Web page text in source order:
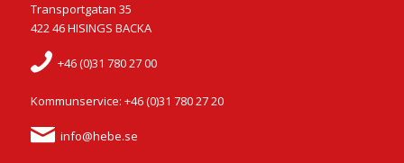
Transportgatan 35
422 46 HISINGS BACKA
+46 (0)31 780 27 00
Kommunservice: +46 (0)31 780 27 20
info@hebe.se